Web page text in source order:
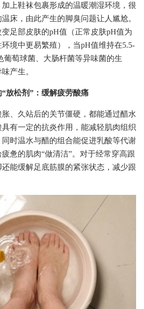
上鞋袜包裹形成的温暖潮湿环境，很
床，由此产生的脚臭问题让人尴尬。
足部皮肤的pH值（正常皮肤pH值为
境中更易繁殖），当pH值维持在5.5-
葡萄球菌、大肠杆菌等异味菌的生
产生。
放松剂”：缓解疲劳酸痛
、久站后的关节僵硬，都能通过醋水
有一定的抗炎作用，能减轻肌肉组织
时温水与醋的组合能促进乳酸等代谢
惫的肌肉“做清洁”。对于经常穿高跟
能缓解足底筋膜的紧张状态，减少跟